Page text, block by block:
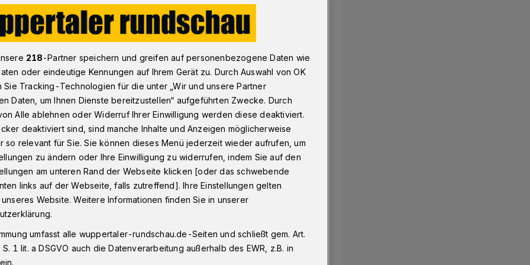
mit Würfel in der Zentralblibliothek
mit
Zentralbibliothek in der Kolpingstraße 8
2023) von 14 bis 18 Uhr ihre
Welten des „Pen&Paper“-
218-Partner speichern und greifen auf personenbezogene Daten wie
oder eindeutige Kennungen auf Ihrem Gerät zu. Durch Auswahl von OK
Sie Tracking-Technologien für die unter „Wir und unsere Partner
Daten, um Ihnen Dienste bereitzustellen“ aufgeführten Zwecke. Durch
Alle ablehnen oder Widerruf Ihrer Einwilligung werden diese deaktiviert.
deaktiviert sind, sind manche Inhalte und Anzeigen möglicherweise
so relevant für Sie. Sie können dieses Menü jederzeit wieder aufrufen, um
zu ändern oder Ihre Einwilligung zu widerrufen, indem Sie auf den
am unteren Rand der Webseite klicken [oder das schwebende
links auf der Webseite, falls zutreffend]. Ihre Einstellungen gelten
Website. Weitere Informationen finden Sie in unserer
umfasst alle wuppertaler-rundschau.de-Seiten und schließt gem. Art.
1 lit. a DSGVO auch die Datenverarbeitung außerhalb des EWR, z.B. in